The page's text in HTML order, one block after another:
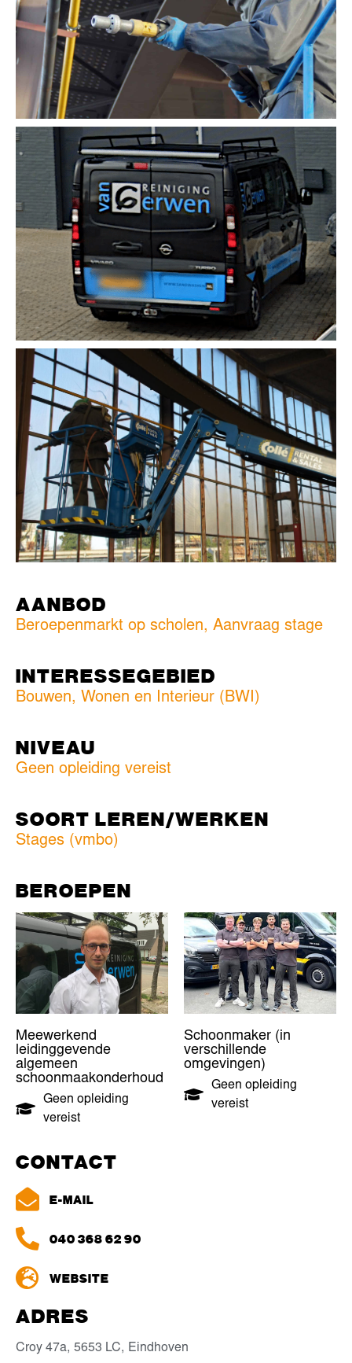
AANBOD
Beroepenmarkt op scholen, Aanvraag stage
INTERESSEGEBIED
Bouwen, Wonen en Interieur (BWI)
NIVEAU
Geen opleiding vereist
SOORT LEREN/WERKEN
Stages (vmbo)
BEROEPEN
Meewerkend
leidinggevende
algemeen
schoonmaakonderhoud
Geen opleiding
vereist
Schoonmaker (in
verschillende
omgevingen)
Geen opleiding
vereist
CONTACT
E-MAIL
040 368 62 90
WEBSITE
ADRES
Croy 47a, 5653 LC, Eindhoven